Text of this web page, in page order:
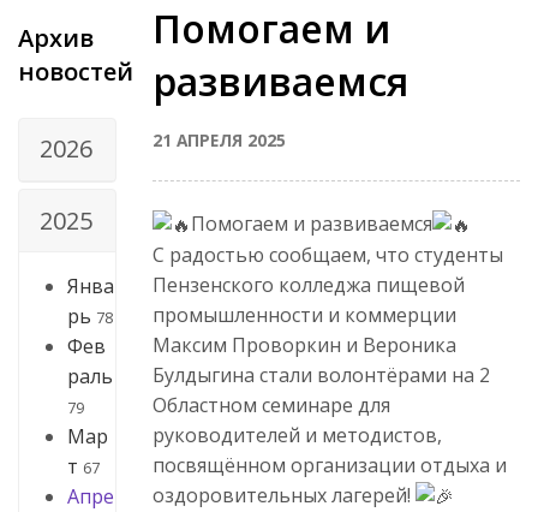
Архив
новостей
2026
2025
Янва
рь 78
Фев
раль
79
Мар
т 67
Апре
Помогаем и
развиваемся
21 АПРЕЛЯ 2025
Помогаем и развиваемся
С радостью сообщаем, что студенты
Пензенского колледжа пищевой
промышленности и коммерции
Максим Проворкин и Вероника
Булдыгина стали волонтёрами на 2
Областном семинаре для
руководителей и методистов,
посвящённом организации отдыха и
оздоровительных лагерей!